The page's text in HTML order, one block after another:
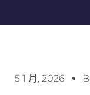
5 1 月, 2026